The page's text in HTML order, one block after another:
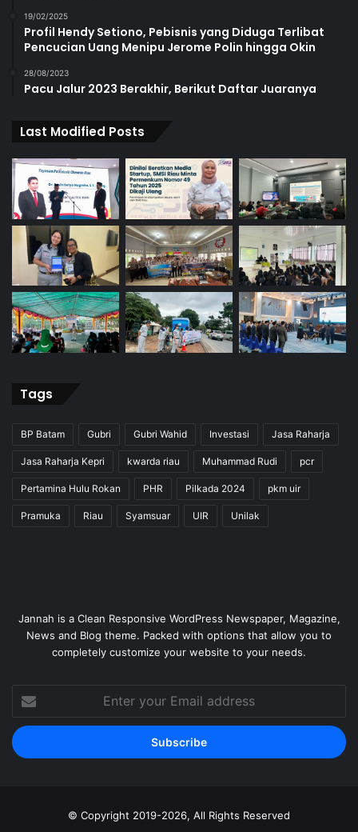
19/02/2025
Profil Hendy Setiono, Pebisnis yang Diduga Terlibat
Pencucian Uang Menipu Jerome Polin hingga Okin
28/08/2023
Pacu Jalur 2023 Berakhir, Berikut Daftar Juaranya
Last Modified Posts
Tags
BP Batam Gubri Gubri Wahid Investasi Jasa Raharja
Jasa Raharja Kepri kwarda riau Muhammad Rudi pcr
Pertamina Hulu Rokan PHR Pilkada 2024 pkm uir
Pramuka Riau Syamsuar UIR Unilak
Jannah is a Clean Responsive WordPress Newspaper, Magazine,
News and Blog theme. Packed with options that allow you to
completely customize your website to your needs.
your
Email
address
© Copyright 2019-2026, All Rights Reserved